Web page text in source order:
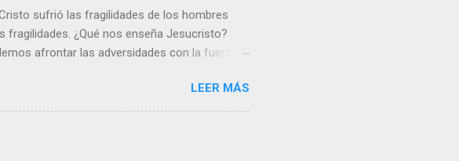
sufrió las fragilidades de los hombres
¿Qué nos enseña Jesucristo?
afrontar las adversidades con la fuerza y
nosotros. “ Señor, soy un árbol sin frutos,
den sombra en los días del sol abrasador
la gracia de Dios? Julián Escobar. | Lecturas
LEER MÁS